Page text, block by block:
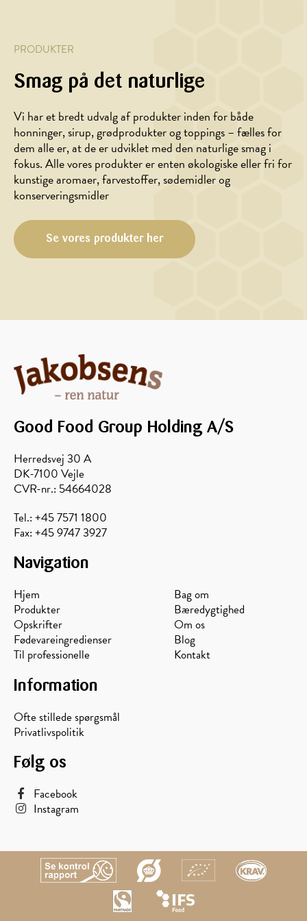
FROKOST,
HOVEDRET
Pizza
med
parmaskinke,
peberfrugter
Syltede
og
bagte
PRODUKTER
Smag på det naturlige
Vi har et bredt udvalg af produkter inden for både
honninger, sirup, grødprodukter og toppings – fælles for
dem alle er, at de er udviklet med den naturlige smag i
fokus. Alle vores produkter er enten økologiske eller fri for
kunstige aromaer, farvestoffer, sødemidler og
konserveringsmidler
Se vores produkter her
Good Food Group Holding A/S
Herredsvej 30 A
DK-7100 Vejle
CVR-nr.: 54664028
Tel.: +45 7571 1800
Fax: +45 9747 3927
Navigation
Hjem
Produkter
Opskrifter
Fødevareingredienser
Til professionelle
Bag om
Bæredygtighed
Om os
Blog
Kontakt
Information
Ofte stillede spørgsmål
Privatlivspolitik
Følg os
Facebook
Instagram